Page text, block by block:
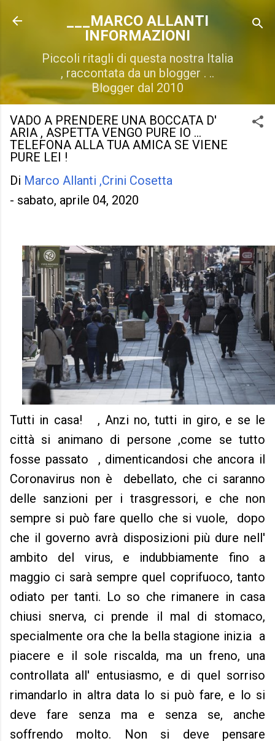
Passa ai contenuti principali
___MARCO ALLANTI
INFORMAZIONI
Piccoli ritagli di questa nostra Italia
, raccontata da un blogger . ..
Blogger dal 2010
VADO A PRENDERE UNA BOCCATA D'
ARIA , ASPETTA VENGO PURE IO ...
TELEFONA ALLA TUA AMICA SE VIENE
PURE LEI !
Di Marco Allanti ,Crini Cosetta
- sabato, aprile 04, 2020
Tutti in casa! , Anzi no, tutti in giro, e se le
città si animano di persone ,come se tutto
fosse passato , dimenticandosi che ancora il
Coronavirus non è debellato, che ci saranno
delle sanzioni per i trasgressori, e che non
sempre si può fare quello che si vuole, dopo
che il governo avrà disposizioni più dure nell'
ambito del virus, e indubbiamente fino a
maggio ci sarà sempre quel coprifuoco, tanto
odiato per tanti. Lo so che rimanere in casa
chiusi snerva, ci prende il mal di stomaco,
specialmente ora che la bella stagione inizia a
piacere e il sole riscalda, ma un freno, una
controllata all' entusiasmo, e di quel sorriso
rimandarlo in altra data lo si può fare, e lo si
deve fare senza ma e senza se, anche
soffrendo molto. Non si deve pensare